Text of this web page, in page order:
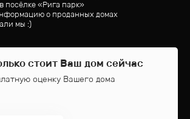
в посёлке «Рига парк»
о проданных домах
мы :)
стоит Ваш дом сейчас
оценку Вашего дома